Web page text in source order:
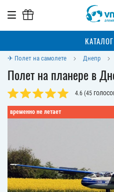
✈ Полет на самолете Днепр
Полет на планере в
4.6 (45
временно не летает